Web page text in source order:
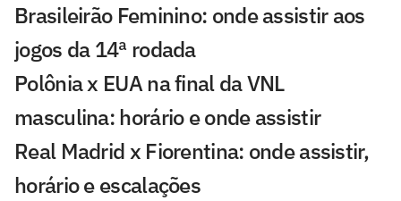
Brasileirão Feminino: onde assistir aos
jogos da 14ª rodada
Polônia x EUA na final da VNL
masculina: horário e onde assistir
Real Madrid x Fiorentina: onde assistir,
horário e escalações